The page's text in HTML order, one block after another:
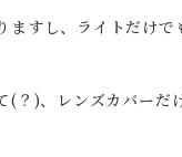
すし、ライトだけで
？)、レンズカバーだ